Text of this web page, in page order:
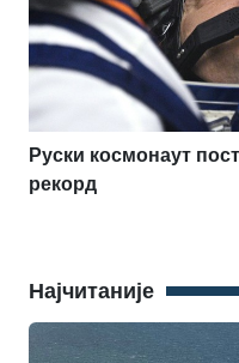
Руски космонаут
рекорд
Најчитаније